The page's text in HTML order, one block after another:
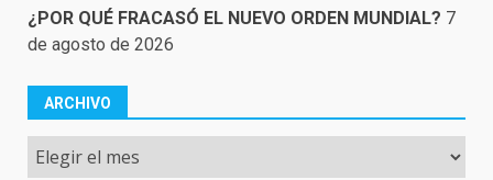
¿POR QUÉ FRACASÓ EL NUEVO ORDEN MUNDIAL? 7
de agosto de 2026
ARCHIVO
Archivo